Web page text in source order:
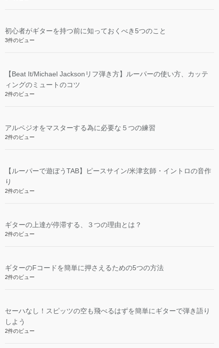
初心者がギターを持つ前に知っておくべき5つのこと
3件のビュー
【Beat It/Michael Jacksonリフ弾き方】ルーパーの使い方、カッテ
ィングのミュートのコツ
2件のビュー
アルペジオをマスターする為に必要な５つの練習
2件のビュー
【ルーパーで遊ぼうTAB】ピースサイン/米津玄師・イントロの音作
り
2件のビュー
ギターの上達が停滞する、３つの理由とは？
2件のビュー
ギターのFコードを簡単に押さえるための5つの方法
2件のビュー
セーハなし！スピッツの空も飛べるはずを簡単にギターで弾き語り
しよう
2件のビュー